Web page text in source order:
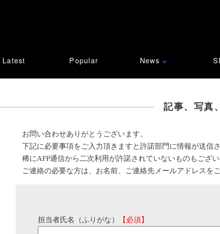
Latest Popular News ∨
記事、写真
お問い合わせありがとうございます。
下記に必要事項をご入力頂きますと許諾部門に情報が送信
稀にAFP通信から二次利用が許諾されていないものもござ
ご連絡の必要な方は、お名前、ご連絡先メールアドレスを
担当者氏名（ふりがな） 【必須】